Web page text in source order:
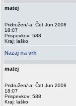
matej
Pridružen/-a: Čet Jun 2008
18:07
Prispevkov: 588
Kraj: laško
Nazaj na vrh
matej
Pridružen/-a: Čet Jun 2008
18:07
Prispevkov: 588
Kraj: laško